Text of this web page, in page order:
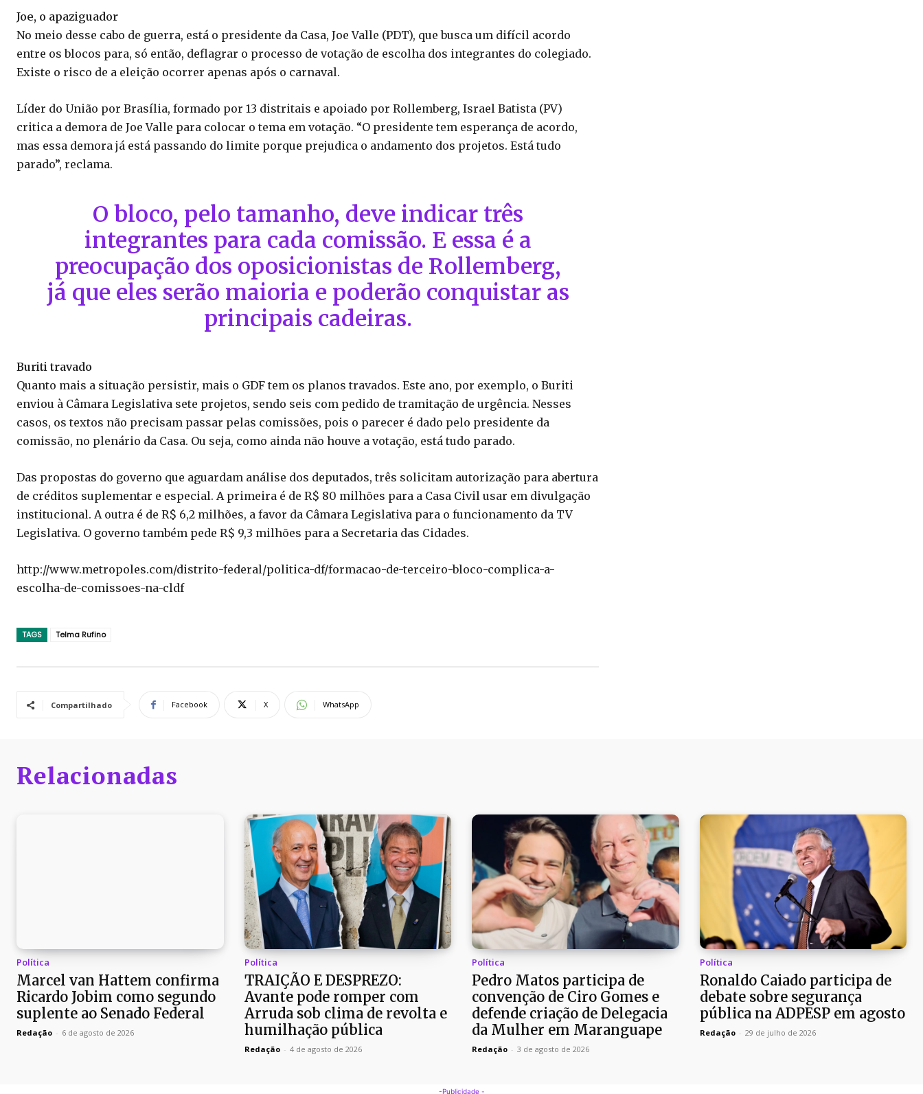
Joe, o apaziguador
No meio desse cabo de guerra, está o presidente da Casa, Joe Valle (PDT), que busca um difícil acordo
entre os blocos para, só então, deflagrar o processo de votação de escolha dos integrantes do colegiado.
Existe o risco de a eleição ocorrer apenas após o carnaval.
Líder do União por Brasília, formado por 13 distritais e apoiado por Rollemberg, Israel Batista (PV)
critica a demora de Joe Valle para colocar o tema em votação. “O presidente tem esperança de acordo,
mas essa demora já está passando do limite porque prejudica o andamento dos projetos. Está tudo
parado”, reclama.
O bloco, pelo tamanho, deve indicar três
integrantes para cada comissão. E essa é a
preocupação dos oposicionistas de Rollemberg,
já que eles serão maioria e poderão conquistar as
principais cadeiras.
Buriti travado
Quanto mais a situação persistir, mais o GDF tem os planos travados. Este ano, por exemplo, o Buriti
enviou à Câmara Legislativa sete projetos, sendo seis com pedido de tramitação de urgência. Nesses
casos, os textos não precisam passar pelas comissões, pois o parecer é dado pelo presidente da
comissão, no plenário da Casa. Ou seja, como ainda não houve a votação, está tudo parado.
Das propostas do governo que aguardam análise dos deputados, três solicitam autorização para abertura
de créditos suplementar e especial. A primeira é de R$ 80 milhões para a Casa Civil usar em divulgação
institucional. A outra é de R$ 6,2 milhões, a favor da Câmara Legislativa para o funcionamento da TV
Legislativa. O governo também pede R$ 9,3 milhões para a Secretaria das Cidades.
http://www.metropoles.com/distrito-federal/politica-df/formacao-de-terceiro-bloco-complica-a-
escolha-de-comissoes-na-cldf
TAGS Telma Rufino
Compartilhado Facebook X WhatsApp
Relacionadas
Política
Marcel van Hattem confirma
Ricardo Jobim como segundo
suplente ao Senado Federal
Redação - 6 de agosto de 2026
Política
TRAIÇÃO E DESPREZO:
Avante pode romper com
Arruda sob clima de revolta e
humilhação pública
Redação - 4 de agosto de 2026
Política
Pedro Matos participa de
convenção de Ciro Gomes e
defende criação de Delegacia
da Mulher em Maranguape
Redação - 3 de agosto de 2026
Política
Ronaldo Caiado participa de
debate sobre segurança
pública na ADPESP em agosto
Redação - 29 de julho de 2026
-Publicidade -